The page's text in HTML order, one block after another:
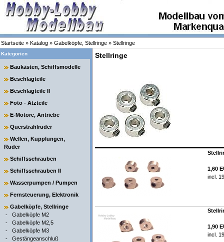
Startseite » Katalog » Gabelköpfe, Stellringe » Stellringe
Kategorien
Baukästen, Schiffsmodelle
Beschlagteile
Beschlagteile II
Foto - Ätzteile
E-Motore, Antriebe
Querstrahlruder
Wellen, Kupplungen,
Ruder
Schiffsschrauben
Schiffsschrauben II
Wasserpumpen / Pumpen
Fernsteuerung, Elektronik
Gabelköpfe, Stellringe
- Gabelköpfe M2
- Gabelköpfe M2,5
- Gabelköpfe M3
- Gestängeanschluß
Stellringe
1,60
incl.
1,90
incl.